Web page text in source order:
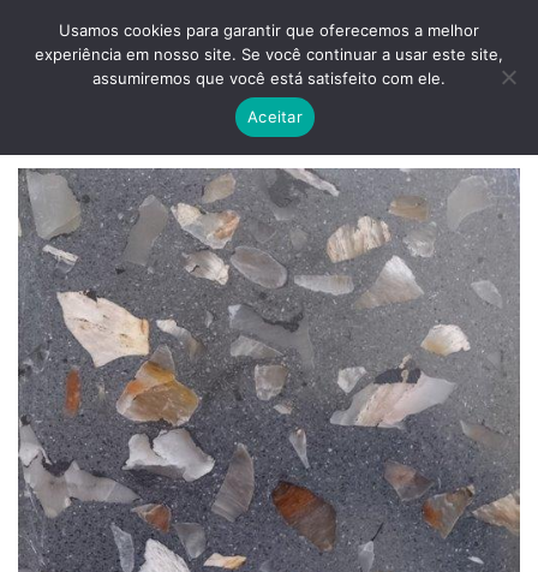
0
Usamos cookies para garantir que oferecemos a melhor
experiência em nosso site. Se você continuar a usar este site,
assumiremos que você está satisfeito com ele.
Aceitar